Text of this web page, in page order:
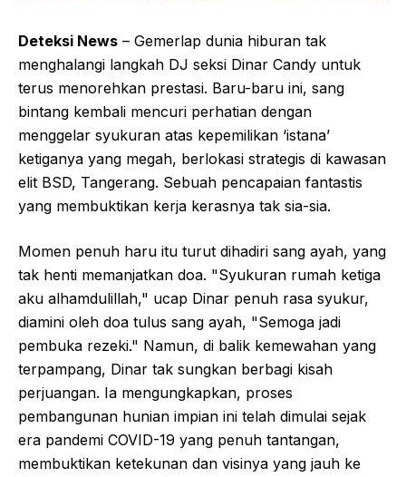
Deteksi News – Gemerlap dunia hiburan tak
menghalangi langkah DJ seksi Dinar Candy untuk
terus menorehkan prestasi. Baru-baru ini, sang
bintang kembali mencuri perhatian dengan
menggelar syukuran atas kepemilikan ‘istana’
ketiganya yang megah, berlokasi strategis di kawasan
elit BSD, Tangerang. Sebuah pencapaian fantastis
yang membuktikan kerja kerasnya tak sia-sia.
Momen penuh haru itu turut dihadiri sang ayah, yang
tak henti memanjatkan doa. "Syukuran rumah ketiga
aku alhamdulillah," ucap Dinar penuh rasa syukur,
diamini oleh doa tulus sang ayah, "Semoga jadi
pembuka rezeki." Namun, di balik kemewahan yang
terpampang, Dinar tak sungkan berbagi kisah
perjuangan. Ia mengungkapkan, proses
pembangunan hunian impian ini telah dimulai sejak
era pandemi COVID-19 yang penuh tantangan,
membuktikan ketekunan dan visinya yang jauh ke